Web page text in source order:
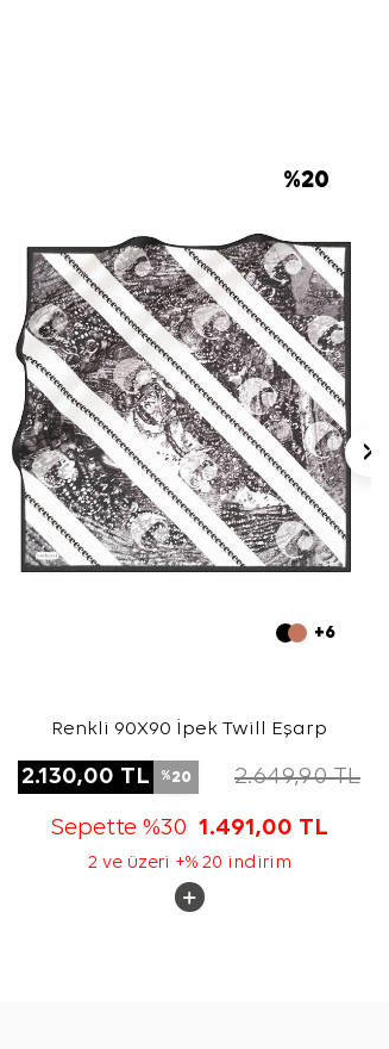
%20
+6
Renkli 90X90 İpek Twill Eşarp
2.130,00 TL %20 2.649,90TL
Sepette %30 1.491,00 TL
2 ve üzeri +% 20 indirim